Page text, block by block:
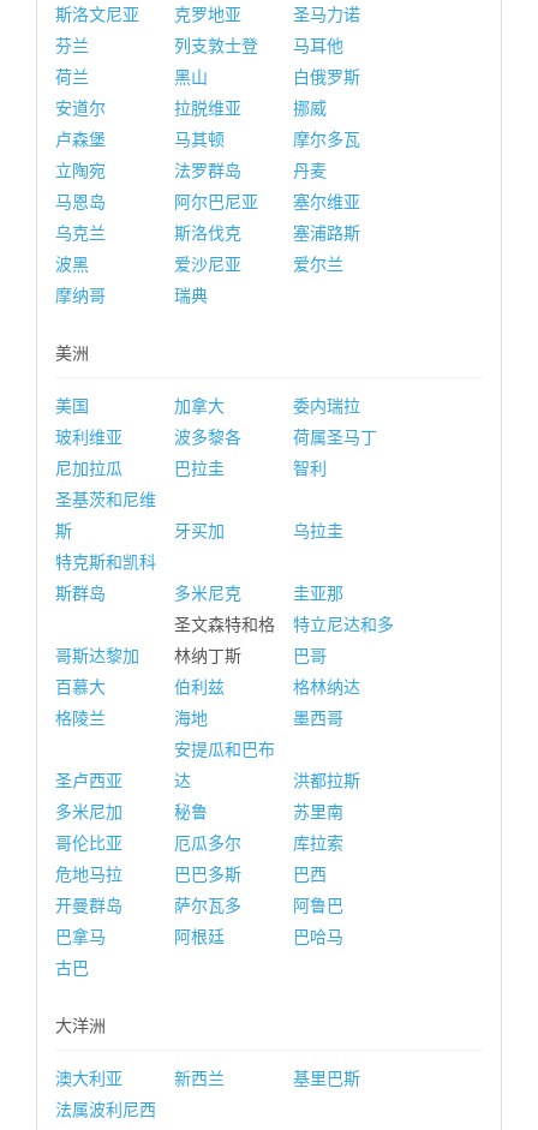
斯洛文尼亚
克罗地亚
圣马力诺
芬兰
列支敦士登
马耳他
荷兰
黑山
白俄罗斯
安道尔
拉脱维亚
挪威
卢森堡
马其顿
摩尔多瓦
立陶宛
法罗群岛
丹麦
马恩岛
阿尔巴尼亚
塞尔维亚
乌克兰
斯洛伐克
塞浦路斯
波黑
爱沙尼亚
爱尔兰
摩纳哥
瑞典
美洲
美国 加拿大
委内瑞拉
玻利维亚
波多黎各
荷属圣马丁
尼加拉瓜
巴拉圭
智利
圣基茨和尼维
斯
牙买加
乌拉圭
特克斯和凯科
斯群岛
多米尼克 圭亚那
哥斯达黎加
圣文森特和格
林纳丁斯
特立尼达和多
巴哥
百慕大
伯利兹
格林纳达
格陵兰
海地 墨西哥
圣卢西亚
安提瓜和巴布
达
洪都拉斯
多米尼加
秘鲁
苏里南
哥伦比亚
厄瓜多尔
库拉索
危地马拉
巴巴多斯
巴西
开曼群岛
萨尔瓦多
阿鲁巴
巴拿马
阿根廷
巴哈马
古巴
大洋洲
澳大利亚 新西兰
基里巴斯
法属波利尼西